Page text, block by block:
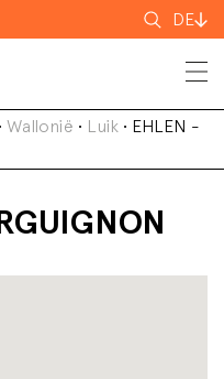
Suchen
nach
DE
• Wallonië • Luik • EHLEN -